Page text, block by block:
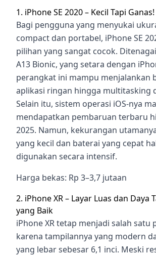
1. iPhone SE 2020 – Kecil Tapi Ganas!
Bagi pengguna yang menyukai
compact dan portabel, iPhone SE
pilihan yang sangat cocok.
A13 Bionic, yang setara dengan
perangkat ini mampu menjalankan
aplikasi ringan hingga multitasking
Selain itu, sistem operasi iOS-nya
mendapatkan pembaruan terbaru
2025. Namun, kekurangan
yang kecil dan baterai yang cepat
digunakan secara intensif.
Harga bekas: Rp 3–3,7 jutaan
2. iPhone XR – Layar Luas dan Daya
yang Baik
iPhone XR tetap menjadi salah satu
karena tampilannya yang modern
yang lebar sebesar 6,1 inci. Meski